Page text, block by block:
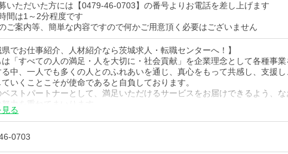
いただいた方には【0479-46-0703】の番号よりお電話を差し上げます
間は1～2分程度です
ご案内等、簡単な内容ですので何かご用意頂く必要はございません
県でお仕事紹介、人材紹介なら茨城求人・転職センターへ！】
「すべての人の満足・人を大切に・社会貢献」を企業理念として各種事業
る中、一人でも多くの人とのふれあいを通じ、真心をもって共感し、支援し
いくことこそが使命であると自負しております。
ベストパートナーとして、満足いただけるサービスをお届けできるよう、な
努力を重ねてまいります。
案件があればぜひご連絡ください！
る
0703